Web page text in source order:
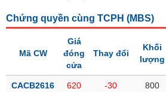
thị
trường
Chứng quyền cùng TCPH (MBS)
Mã CW
Giá
đóng
cửa
Thay đổi
Khối
lượng
CACB2616 620
-30
800
DÙNG
KHÔNG
YẾU